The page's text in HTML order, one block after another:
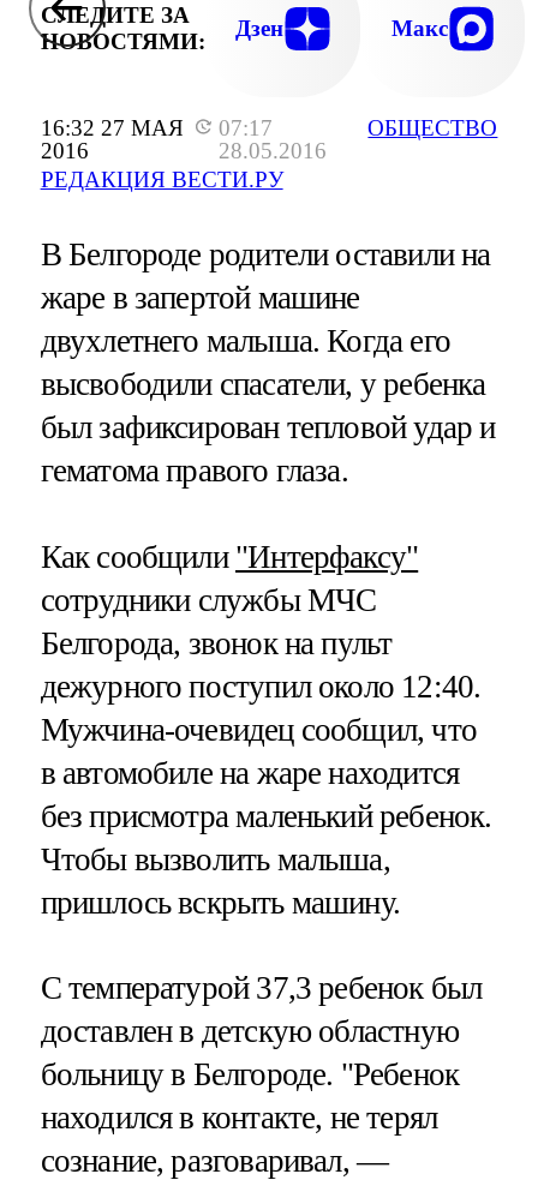
16:32 27 МАЯ
2016
07:17
28.05.2016
РЕДАКЦИЯ ВЕСТИ.РУ
ОБЩЕСТВО
СЛЕДИТЕ ЗА
НОВОСТЯМИ:
Дзен Макс
В Белгороде родители оставили на
жаре в запертой машине
двухлетнего малыша. Когда его
высвободили спасатели, у ребенка
был зафиксирован тепловой удар и
гематома правого глаза.
Как сообщили "Интерфаксу"
сотрудники службы МЧС
Белгорода, звонок на пульт
дежурного поступил около 12:40.
Мужчина-очевидец сообщил, что
в автомобиле на жаре находится
без присмотра маленький ребенок.
Чтобы вызволить малыша,
пришлось вскрыть машину.
С температурой 37,3 ребенок был
доставлен в детскую областную
больницу в Белгороде. "Ребенок
находился в контакте, не терял
сознание, разговаривал, —